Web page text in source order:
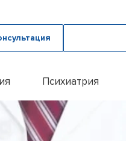
Психиатрия
Наши врачи
Фотогалерея